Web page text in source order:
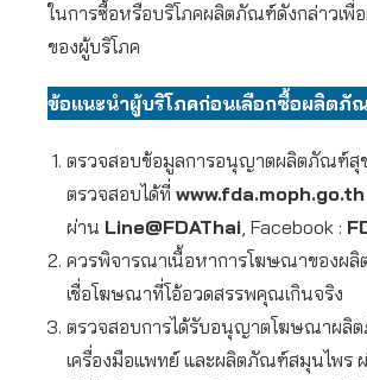
ในการซื้อหรือบริโภคผลิตภัณฑ์ดังกล่าวเพื่
ของผู้บริโภค
ข้อแนะนำผู้บริโภคก่อนเลือกซื้อผลิตภั
ตรวจสอบข้อมูลการอนุญาตผลิตภัณฑ์สุ
ตรวจสอบได้ที่ www.fda.moph.go.th
ผ่าน Line@FDAThai, Facebook :
ควรพิจารณาเนื้อหาการโฆษณาของผ
เชื่อโฆษณาที่โอ้อวดสรรพคุณเกินจริง
ตรวจสอบการได้รับอนุญาตโฆษณาผลิ
เครื่องมือแพทย์ และผลิตภัณฑ์สมุนไพร